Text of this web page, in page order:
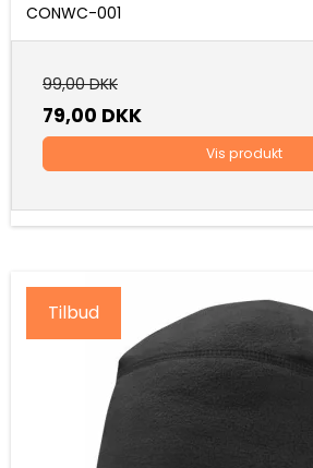
CONWC-001
99,00 DKK
79,00 DKK
Vis produkt
Tilbud